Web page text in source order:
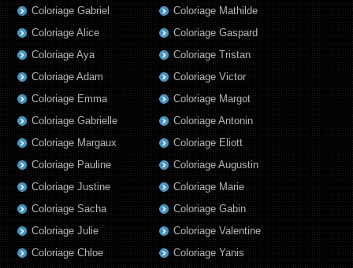
Coloriage Gabriel
Coloriage Alice
Coloriage Aya
Coloriage Adam
Coloriage Emma
Coloriage Gabrielle
Coloriage Mathilde
Coloriage Gaspard
Coloriage Tristan
Coloriage Victor
Coloriage Margot
Coloriage Antonin
Coloriage Margaux
Coloriage Pauline
Coloriage Justine
Coloriage Sacha
Coloriage Julie
Coloriage Chloe
Coloriage Eliott
Coloriage Augustin
Coloriage Marie
Coloriage Gabin
Coloriage Valentine
Coloriage Yanis